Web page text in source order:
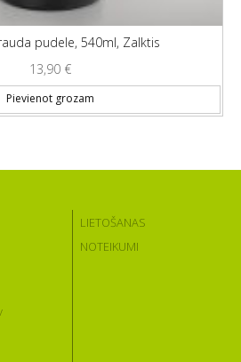
pudele, 540ml, Zalktis
13,90 €
Pievienot grozam
LIETOŠANAS
NOTEIKUMI